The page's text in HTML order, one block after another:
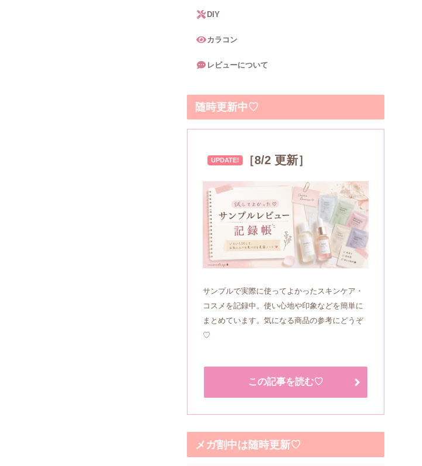
DIY
カラコン
レビューについて
随時更新中♡
［8/2 更新］
サンプルで実際に使ってよかったスキンケア・
コスメを記録中。使い心地や印象などを簡単に
まとめています。気になる商品の参考にどうぞ
♡
この記事を読む♡
メガ割中は随時更新♡